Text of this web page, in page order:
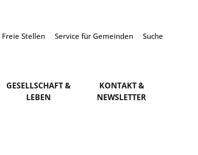
Freie Stellen Service für Gemeinden Suche
GESELLSCHAFT &
LEBEN
KONTAKT &
NEWSLETTER